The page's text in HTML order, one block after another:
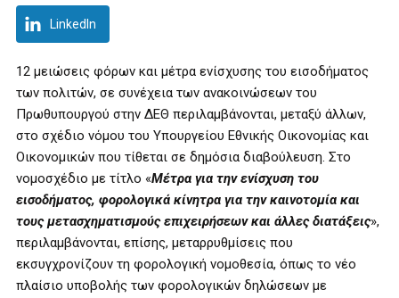
LinkedIn
12 μειώσεις φόρων και μέτρα ενίσχυσης του εισοδήματος
των πολιτών, σε συνέχεια των ανακοινώσεων του
Πρωθυπουργού στην ΔΕΘ περιλαμβάνονται, μεταξύ άλλων,
στο σχέδιο νόμου του Υπουργείου Εθνικής Οικονομίας και
Οικονομικών που τίθεται σε δημόσια διαβούλευση. Στο
νομοσχέδιο με τίτλο «Μέτρα για την ενίσχυση του
εισοδήματος, φορολογικά κίνητρα για την καινοτομία και
τους μετασχηματισμούς επιχειρήσεων και άλλες διατάξεις»,
περιλαμβάνονται, επίσης, μεταρρυθμίσεις που
εκσυγχρονίζουν τη φορολογική νομοθεσία, όπως το νέο
πλαίσιο υποβολής των φορολογικών δηλώσεων με